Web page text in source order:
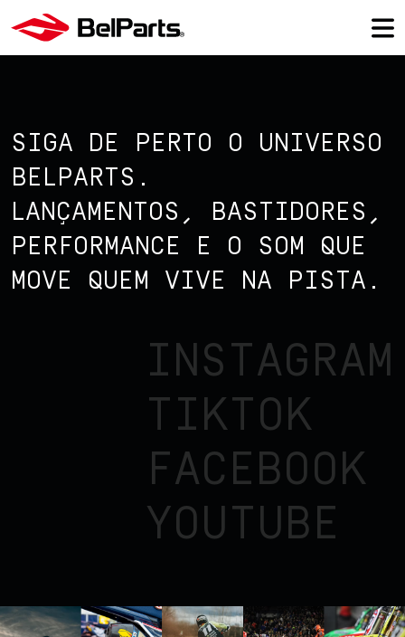
SIGA DE PERTO O UNIVERSO
BELPARTS.
LANÇAMENTOS, BASTIDORES,
PERFORMANCE E O SOM QUE
MOVE QUEM VIVE NA PISTA.
INSTAGRAM
TIKTOK
FACEBOOK
YOUTUBE